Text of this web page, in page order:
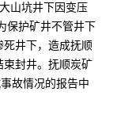
山坑井下因变压
保护矿井不管井下
死井下，造成抚顺
封井。抚顺炭矿
故情况的报告中